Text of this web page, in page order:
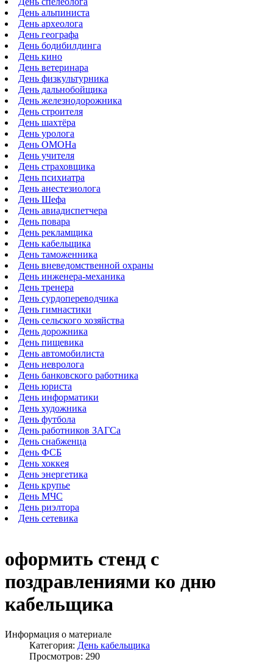
День альпиниста
День археолога
День географа
День бодибилдинга
День кино
День ветеринара
День физкультурника
День дальнобойщика
День железнодорожника
День строителя
День шахтёра
День уролога
День ОМОНа
День учителя
День страховщика
День психиатра
День анестезиолога
День Шефа
День авиадиспетчера
День повара
День рекламщика
День кабельщика
День таможенника
День вневедомственной охраны
День инженера-механика
День тренера
День сурдопереводчика
День гимнастики
День сельского хозяйства
День дорожника
День пищевика
День автомобилиста
День невролога
День банковского работника
День юриста
День информатики
День художника
День футбола
День работников ЗАГСа
День снабженца
День ФСБ
День хоккея
День энергетика
День крупье
День МЧС
День риэлтора
День сетевика
оформить стенд с
поздравлениями ко дню
кабельщика
Информация о материале
Категория: День кабельщика
Просмотров: 290